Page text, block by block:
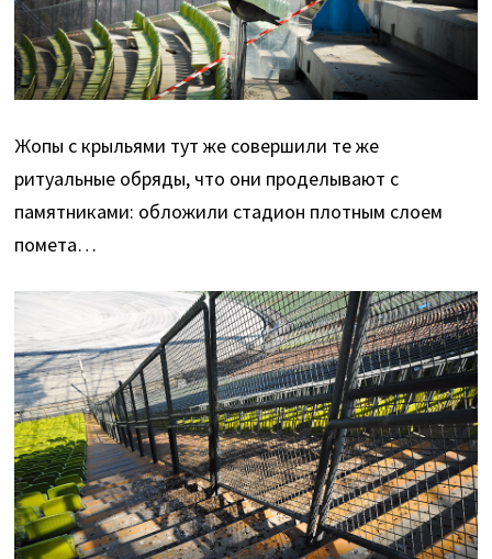
Жопы с крыльями тут же совершили те же
ритуальные обряды, что они проделывают с
памятниками: обложили стадион плотным слоем
помета…